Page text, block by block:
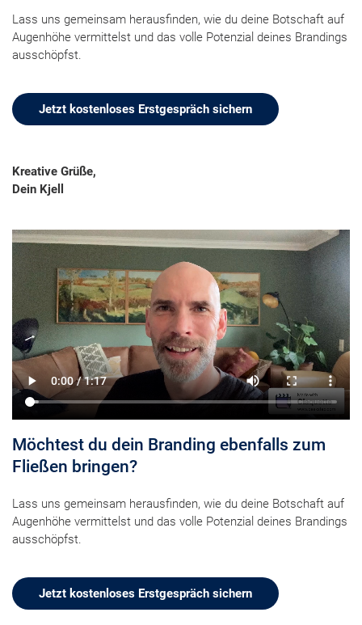
Lass uns gemeinsam herausfinden, wie du deine Botschaft auf
Augenhöhe vermittelst und das volle Potenzial deines Brandings
ausschöpfst.
Jetzt kostenloses Erstgespräch sichern
Kreative Grüße,
Dein Kjell
Möchtest du dein Branding ebenfalls zum
Fließen bringen?
Lass uns gemeinsam herausfinden, wie du deine Botschaft auf
Augenhöhe vermittelst und das volle Potenzial deines Brandings
ausschöpfst.
Jetzt kostenloses Erstgespräch sichern